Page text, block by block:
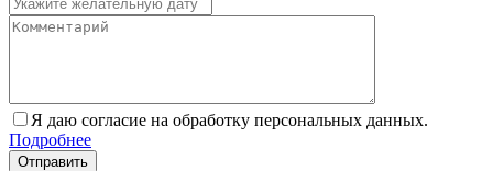
Я даю согласие на обработку персональных данных.
Подробнее